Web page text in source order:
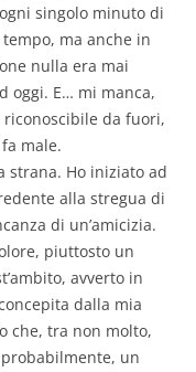
singolo minuto di
ma anche in
nulla era mai
oggi. E… mi manca,
riconoscibile da fuori,
male.
strana. Ho iniziato ad
alla stregua di
di un’amicizia.
piuttosto un
avverto in
dalla mia
che, tra non molto,
un